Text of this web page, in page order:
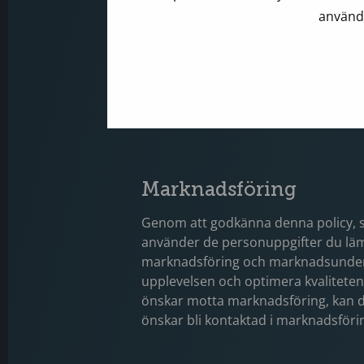
Informera dig om aktiviteter
Kontakta dig gällande
Marknadsföring
Genom att godkänna denna policy,
använder de personuppgifter du
marknadsföring och
upplevelsen och optimera
önskar motta marknadsföring, kan
önskar bli kontaktad i